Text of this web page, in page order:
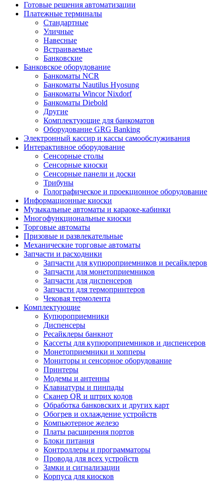
Готовые решения автоматизации
Платежные терминалы
Стандартные
Уличные
Навесные
Встраиваемые
Банковские
Банковское оборудование
Банкоматы NCR
Банкоматы Nautilus Hyosung
Банкоматы Wincor Nixdorf
Банкоматы Diebold
Другие
Комплектующие для банкоматов
Оборудование GRG Banking
Электронный кассир и кассы самообслуживания
Интерактивное оборудование
Сенсорные столы
Сенсорные киоски
Сенсорные панели и доски
Трибуны
Голографическое и проекционное оборудование
Информационные киоски
Музыкальные автоматы и караоке-кабинки
Многофункциональные киоски
Торговые автоматы
Призовые и развлекательные
Механические торговые автоматы
Запчасти и расходники
Запчасти для купюроприемников и ресайклеров
Запчасти для монетоприемников
Запчасти для диспенсеров
Запчасти для термопринтеров
Чековая термолента
Комплектующие
Купюроприемники
Диспенсеры
Ресайклеры банкнот
Кассеты для купюроприемников и диспенсеров
Монетоприемники и хопперы
Мониторы и сенсорное оборудование
Принтеры
Модемы и антенны
Клавиатуры и пинпады
Сканер QR и штрих кодов
Обработка банковских и других карт
Обогрев и охлаждение устройств
Компьютерное железо
Платы расширения портов
Блоки питания
Контроллеры и программаторы
Провода для всех устройств
Замки и сигнализации
Корпуса для киосков